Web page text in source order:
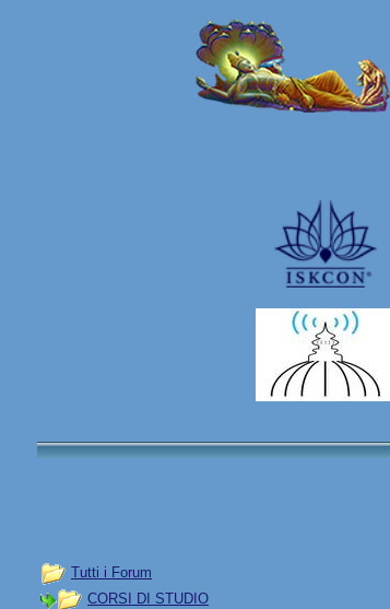
Tutti i Forum
CORSI DI STUDIO